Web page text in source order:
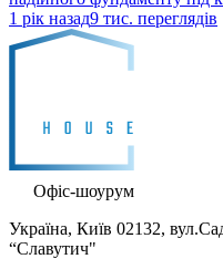
1 рік назад9 тис. переглядів
Офіс-шоурум
Україна, Київ 02132,
“Славутич"